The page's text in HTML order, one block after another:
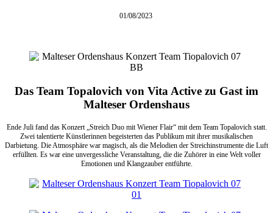
01/08/2023
Das Team Topalovich von Vita Active zu Gast im
Malteser Ordenshaus
Ende Juli fand das Konzert „Streich Duo mit Wiener Flair“ mit dem Team Topalovich statt.
Zwei talentierte Künstlerinnen begeisterten das Publikum mit ihrer musikalischen
Darbietung. Die Atmosphäre war magisch, als die Melodien der Streichinstrumente die Luft
erfüllten. Es war eine unvergessliche Veranstaltung, die die Zuhörer in eine Welt voller
Emotionen und Klangzauber entführte.